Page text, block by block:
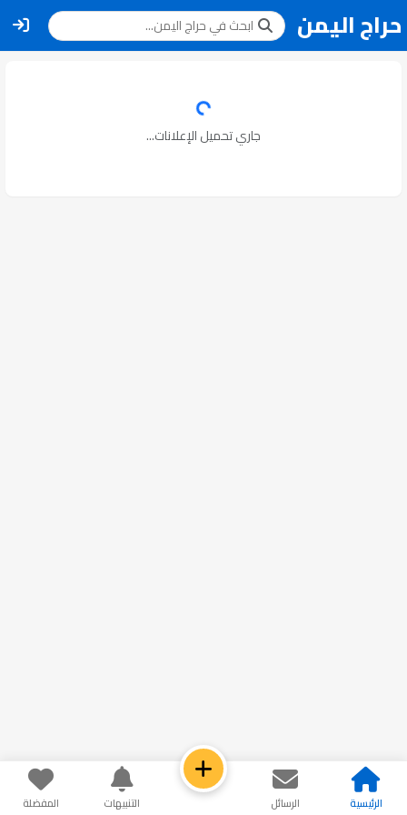
حراج اليمن
جاري تحميل الإعلانات...
الرئيسية الرسائل التنبيهات المفضلة